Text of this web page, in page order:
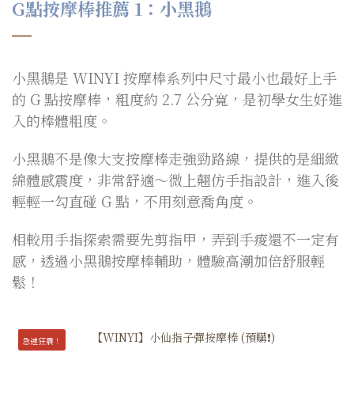
G點按摩棒推薦 1：小黑鵝
小黑鵝是 WINYI 按摩棒系列中尺寸最小也最好上手
的 G 點按摩棒，粗度約 2.7 公分寬，是初學女生好進
入的棒體粗度。
小黑鵝不是像大支按摩棒走強勁路線，提供的是細緻
綿體感震度，非常舒適～微上翹仿手指設計，進入後
輕輕一勾直碰 G 點，不用刻意喬角度。
相較用手指探索需要先剪指甲，弄到手痠還不一定有
感，透過小黑鵝按摩棒輔助，體驗高潮加倍舒服輕
鬆！
急速狂震！